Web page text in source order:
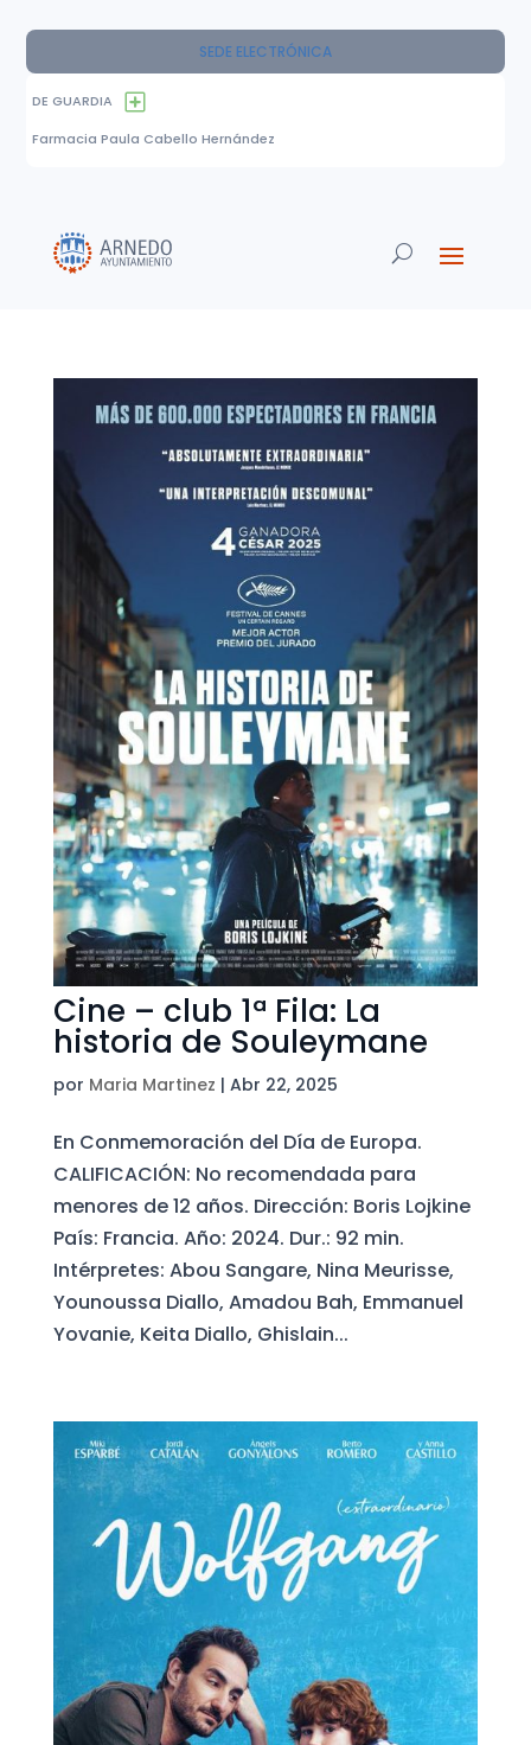
SEDE ELECTRÓNICA
DE GUARDIA
Farmacia Paula Cabello Hernández
Cine – club 1ª Fila: La
historia de Souleymane
por Maria Martinez | Abr 22, 2025
En Conmemoración del Día de Europa.
CALIFICACIÓN: No recomendada para
menores de 12 años. Dirección: Boris Lojkine
País: Francia. Año: 2024. Dur.: 92 min.
Intérpretes: Abou Sangare, Nina Meurisse,
Younoussa Diallo, Amadou Bah, Emmanuel
Yovanie, Keita Diallo, Ghislain...